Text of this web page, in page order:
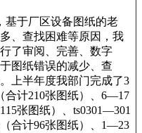
于厂区设备图纸的老
、查找困难等原因，我
了审阅、完善、数字
图纸错误的减少、查
上半年度我部门完成了3
计210张图纸）、6—17
张图纸）、ts0301—301
合计96张图纸）、1—23